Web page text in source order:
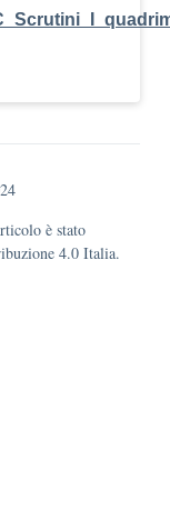
è stato
4.0 Italia.